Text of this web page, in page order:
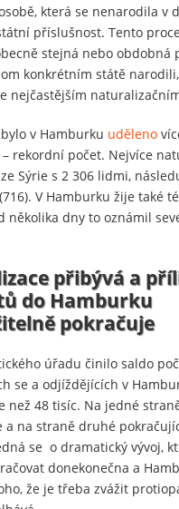
která se nenarodila v
příslušnost. Tento
stejná nebo obdobná
konkrétním státě
nejčastějším
v Hamburku uděleno
rekordní počet. Nejvíce
Sýrie s 2 306 lidmi,
V Hamburku žije také
několika dny to oznámil
přibývá a
do Hamburku
pokračuje
úřadu činilo saldo
se a odjíždějících v
než 48 tisíc. Na jedné
a na straně druhé
se o dramatický vývoj,
donekonečna a
že je třeba zvážit